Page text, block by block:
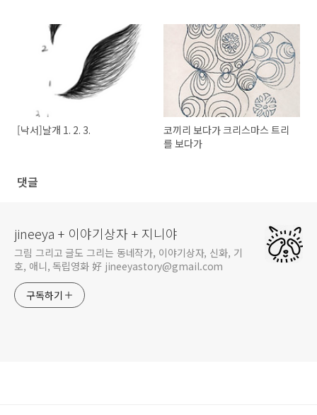
[낙서]날개 1. 2. 3.
코끼리 보다가 크리스마스 트리
를 보다가
댓글
jineeya + 이야기상자 + 지니야
그림 그리고 글도 그리는 동네작가, 이야기상자, 신화, 기
호, 애니, 독립영화 好 jineeyastory@gmail.com
구독하기